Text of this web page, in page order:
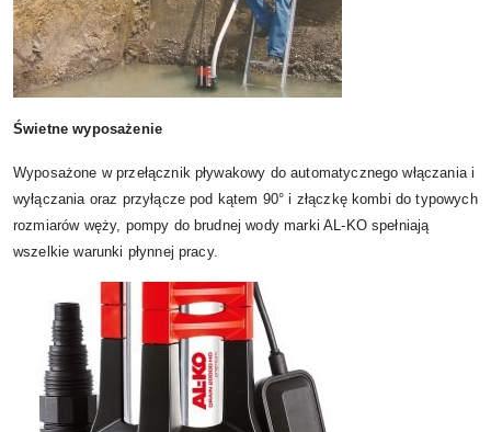
Świetne wyposażenie
Wyposażone w przełącznik pływakowy do automatycznego włączania i
wyłączania oraz przyłącze pod kątem 90° i złączkę kombi do typowych
rozmiarów węży, pompy do brudnej wody marki AL‑KO spełniają
wszelkie warunki płynnej pracy.